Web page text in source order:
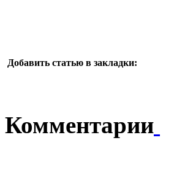
Добавить статью в закладки:
Комментарии